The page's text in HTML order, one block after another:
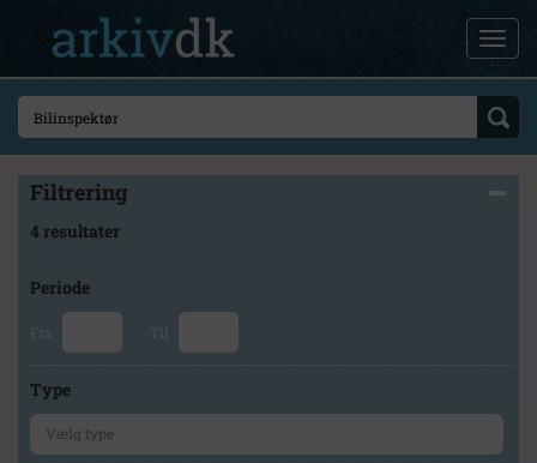
Filtrering
4 resultater
Periode
Fra Til
Type